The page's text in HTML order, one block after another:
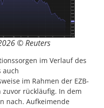
© Reuters
im Verlauf des
auch
im Rahmen der EZB-
rückläufig. In dem
nach. Aufkeimende